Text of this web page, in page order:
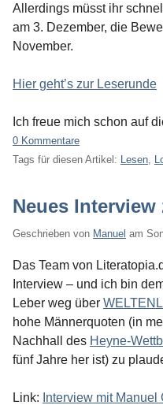
Allerdings müsst ihr
am 3. Dezember, die
November.
Hier geht’s zur Leserunde
Ich freue mich schon auf
0 Kommentare
Tags für diesen Artikel:
Lesen
Neues Interview
Geschrieben von Manuel am
Das Team von
Interview – und ich bin
Leber weg über
hohe Männerquoten (in
Nachhall des Heyne-
fünf Jahre her ist) zu
Link: Interview mit